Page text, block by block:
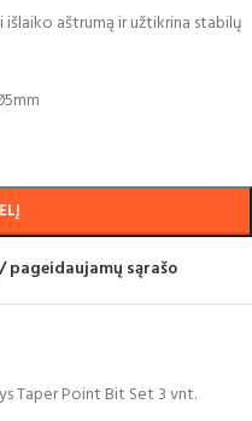
aštrumą ir užtikrina stabilų
sąrašo
Taper Point Bit Set 3 vnt.